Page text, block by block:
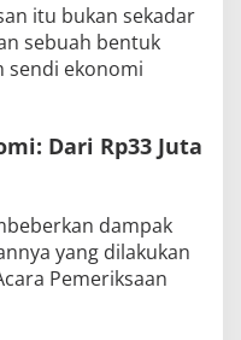
itu bukan sekadar
sebuah bentuk
sendi ekonomi
Dari Rp33 Juta
dampak
yang dilakukan
Pemeriksaan